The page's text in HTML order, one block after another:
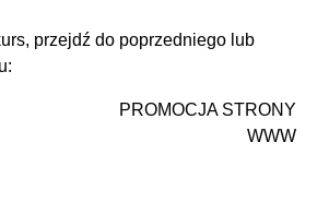
przejdź do poprzedniego lub
PROMOCJA STRONY
WWW